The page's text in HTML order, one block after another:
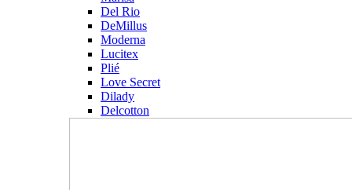
Del Rio
DeMillus
Moderna
Lucitex
Plié
Love Secret
Dilady
Delcotton